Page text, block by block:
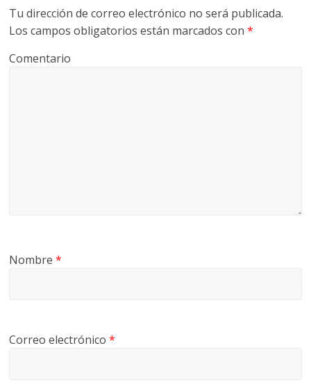
Tu dirección de correo electrónico no será publicada.
Los campos obligatorios están marcados con*
Comentario
Nombre*
Correo electrónico*